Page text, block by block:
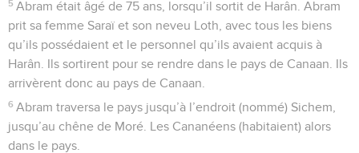
5 Abram était âgé de 75 ans, lorsqu’il sortit de Harân. Abram
prit sa femme Saraï et son neveu Loth, avec tous les biens
qu’ils possédaient et le personnel qu’ils avaient acquis à
Harân. Ils sortirent pour se rendre dans le pays de Canaan. Ils
arrivèrent donc au pays de Canaan.
6 Abram traversa le pays jusqu’à l’endroit (nommé) Sichem,
jusqu’au chêne de Moré. Les Cananéens (habitaient) alors
dans le pays.